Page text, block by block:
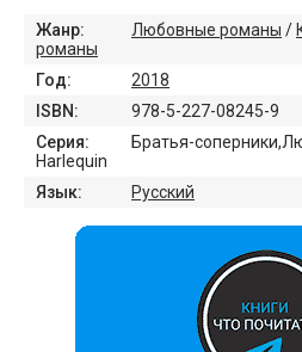
Жанр: Любовные романы /
романы
Год:
2018
ISBN:
978-5-227-08245-9
Серия:
Братья-
Harlequin
Язык:
Русский